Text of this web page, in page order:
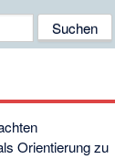
Orientierung zu